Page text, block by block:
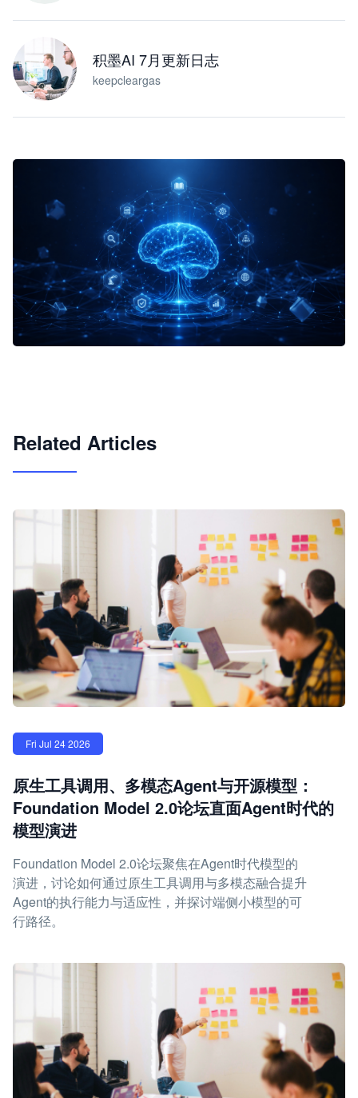
积墨AI 7月更新日志
keepcleargas
Related Articles
Fri Jul 24 2026
原生工具调用、多模态Agent与开源模型：
Foundation Model 2.0论坛直面Agent时代的
模型演进
Foundation Model 2.0论坛聚焦在Agent时代模型的
演进，讨论如何通过原生工具调用与多模态融合提升
Agent的执行能力与适应性，并探讨端侧小模型的可
行路径。